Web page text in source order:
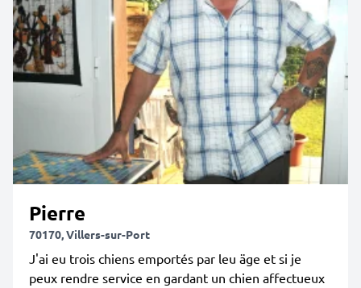
Pierre
70170, Villers-sur-Port
J'ai eu trois chiens emportés par leu äge et si je
peux rendre service en gardant un chien affectueux